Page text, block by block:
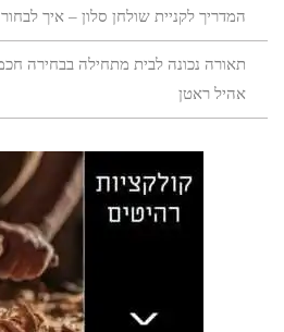
המדריך לקניית שולחן סלון – איך
תאורה נכונה לבית מתחילה בבחירה
אהיל ראטן